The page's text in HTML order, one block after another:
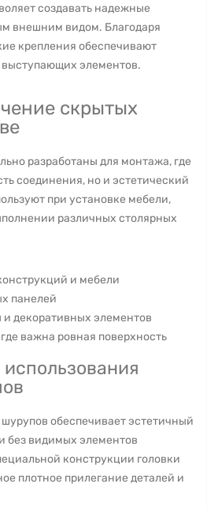
создавать надежные
внешним видом. Благодаря
крепления обеспечивают
выступающих элементов.
скрытых
разработаны для монтажа, где
соединения, но и эстетический
при установке мебели,
различных столярных
и мебели
панелей
декоративных элементов
важна ровная поверхность
обеспечивает эстетичный
без видимых элементов
конструкции головки
плотное прилегание деталей и